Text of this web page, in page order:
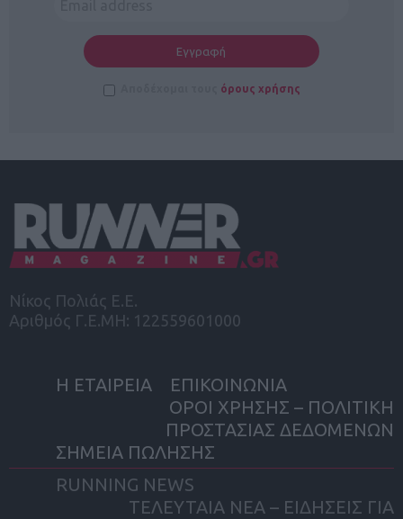
όρους χρήσης
Νίκος Πολιάς Ε.Ε.
Αριθμός Γ.Ε.ΜΗ: 122559601000
Η ΕΤΑΙΡΕΙΑ
ΕΠΙΚΟΙΝΩΝΙΑ
ΟΡΟΙ ΧΡΗΣΗΣ – ΠΟΛΙΤΙΚΗ
ΠΡΟΣΤΑΣΙΑΣ ΔΕΔΟΜΕΝΩΝ
ΣΗΜΕΙΑ ΠΩΛΗΣΗΣ
RUNNING NEWS
ΤΕΛΕΥΤΑΙΑ ΝΕΑ – ΕΙΔΗΣΕΙΣ ΓΙΑ